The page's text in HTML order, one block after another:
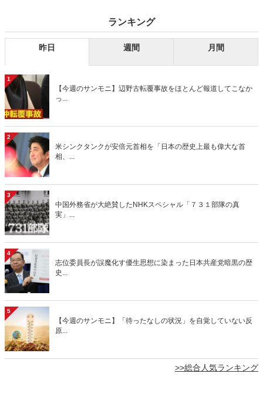
ランキング
昨日 週間 月間
1
【今週のサンモニ】辺野古転覆事故をほとんど報道してこなか
っ...
2
米シンクタンクが安倍元首相を「日本の歴史上最も偉大な首
相、...
3
中国外務省が大絶賛したNHKスペシャル「７３１部隊の真
実」...
4
志位委員長が誤魔化す優生思想に染まった日本共産党暗黒の歴
史...
5
【今週のサンモニ】「待ったなしの状況」を自覚していない反
原...
>>総合人気ランキング